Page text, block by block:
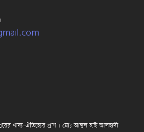
খাদ্য-ঐতিহ্যের প্রাণ । মোঃ আব্দুল হাই আলহাদী